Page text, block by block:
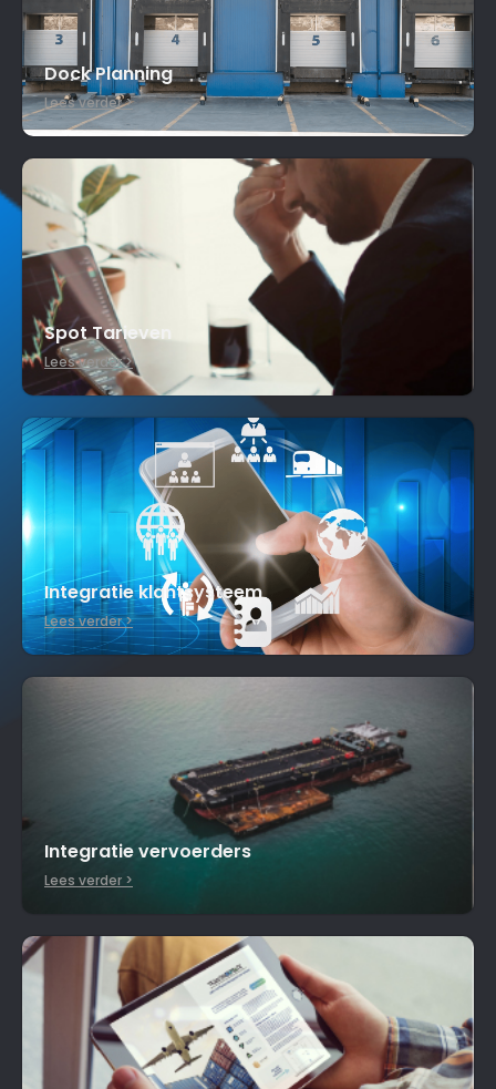
Dock Planning
Lees verder >
Spot Tarieven
Lees verder >
Integratie klantsysteem
Lees verder >
Integratie vervoerders
Lees verder >